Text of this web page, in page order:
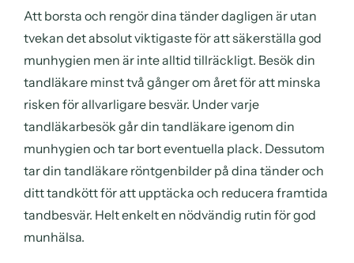
Att borsta och rengör dina tänder dagligen är utan
tvekan det absolut viktigaste för att säkerställa god
munhygien men är inte alltid tillräckligt. Besök din
tandläkare minst två gånger om året för att minska
risken för allvarligare besvär. Under varje
tandläkarbesök går din tandläkare igenom din
munhygien och tar bort eventuella plack. Dessutom
tar din tandläkare röntgenbilder på dina tänder och
ditt tandkött för att upptäcka och reducera framtida
tandbesvär. Helt enkelt en nödvändig rutin för god
munhälsa.